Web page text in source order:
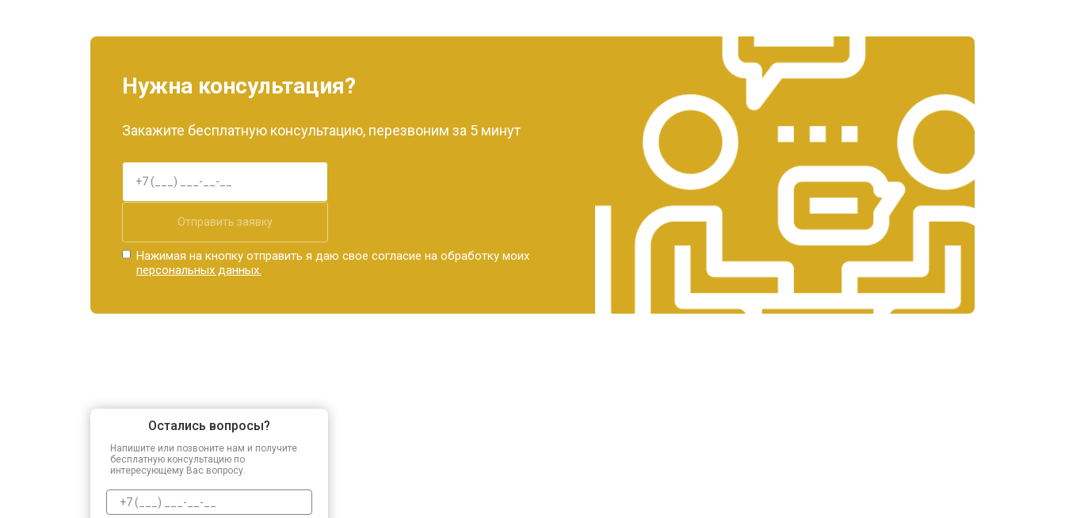
Нужна консультация?
Закажите бесплатную консультацию, перезвоним за 5 минут
Отправить заявку
Нажимая на кнопку отправить я даю свое согласие на обработку моих
персональных данных.
Остались вопросы?
Напишите или позвоните нам и получите
бесплатную консультацию по
интересующему Вас вопросу.